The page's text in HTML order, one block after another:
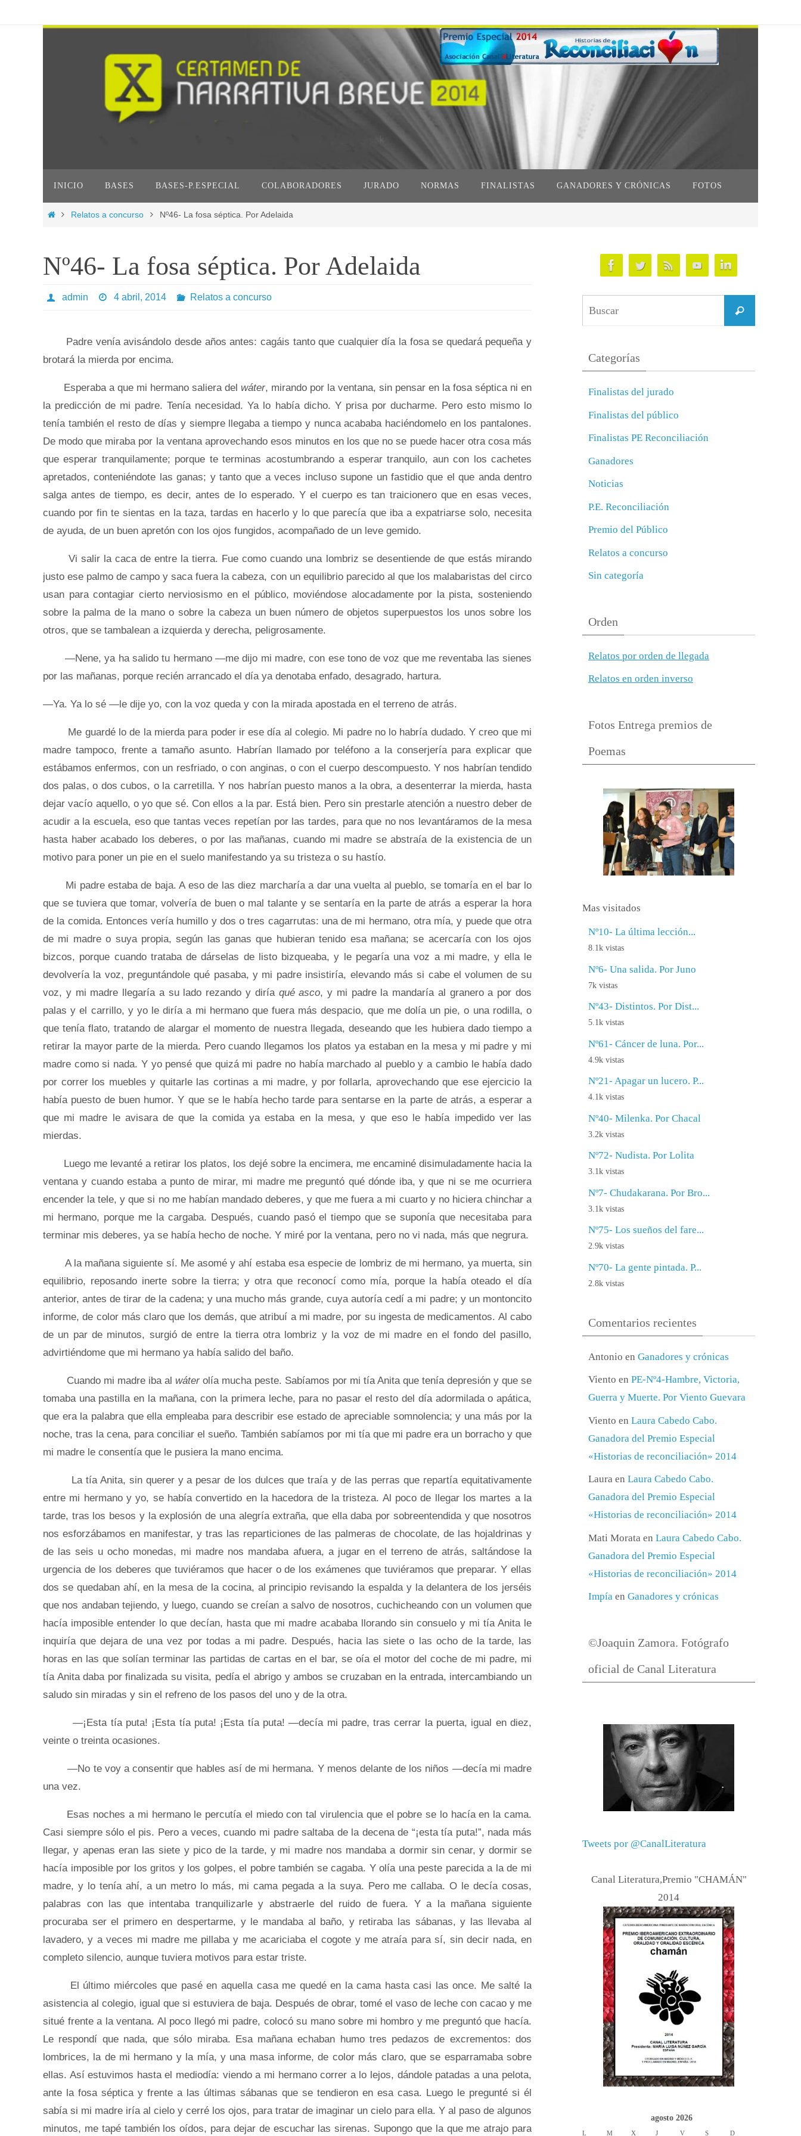
contenido
INICIO BASES BASES-P.ESPECIAL COLABORADORES JURADO NORMAS FINALISTAS GANADORES Y CRÓNICAS FOTOS
InicioRelatos a concurso Nº46- La fosa séptica. Por Adelaida
Nº46- La fosa séptica. Por Adelaida
admin 4 abril, 2014 Relatos a concurso
Padre venía avisándolo desde años antes: cagáis tanto que cualquier día la fosa se quedará pequeña y
brotará la mierda por encima.
Esperaba a que mi hermano saliera del wáter, mirando por la ventana, sin pensar en la fosa séptica ni en
la predicción de mi padre. Tenía necesidad. Ya lo había dicho. Y prisa por ducharme. Pero esto mismo lo
tenía también el resto de días y siempre llegaba a tiempo y nunca acababa haciéndomelo en los pantalones.
De modo que miraba por la ventana aprovechando esos minutos en los que no se puede hacer otra cosa más
que esperar tranquilamente; porque te terminas acostumbrando a esperar tranquilo, aun con los cachetes
apretados, conteniéndote las ganas; y tanto que a veces incluso supone un fastidio que el que anda dentro
salga antes de tiempo, es decir, antes de lo esperado. Y el cuerpo es tan traicionero que en esas veces,
cuando por fin te sientas en la taza, tardas en hacerlo y lo que parecía que iba a expatriarse solo, necesita
de ayuda, de un buen apretón con los ojos fungidos, acompañado de un leve gemido.
Vi salir la caca de entre la tierra. Fue como cuando una lombriz se desentiende de que estás mirando
justo ese palmo de campo y saca fuera la cabeza, con un equilibrio parecido al que los malabaristas del circo
usan para contagiar cierto nerviosismo en el público, moviéndose alocadamente por la pista, sosteniendo
sobre la palma de la mano o sobre la cabeza un buen número de objetos superpuestos los unos sobre los
otros, que se tambalean a izquierda y derecha, peligrosamente.
—Nene, ya ha salido tu hermano —me dijo mi madre, con ese tono de voz que me reventaba las sienes
por las mañanas, porque recién arrancado el día ya denotaba enfado, desagrado, hartura.
—Ya. Ya lo sé —le dije yo, con la voz queda y con la mirada apostada en el terreno de atrás.
Me guardé lo de la mierda para poder ir ese día al colegio. Mi padre no lo habría dudado. Y creo que mi
madre tampoco, frente a tamaño asunto. Habrían llamado por teléfono a la conserjería para explicar que
estábamos enfermos, con un resfriado, o con anginas, o con el cuerpo descompuesto. Y nos habrían tendido
dos palas, o dos cubos, o la carretilla. Y nos habrían puesto manos a la obra, a desenterrar la mierda, hasta
dejar vacío aquello, o yo que sé. Con ellos a la par. Está bien. Pero sin prestarle atención a nuestro deber de
acudir a la escuela, eso que tantas veces repetían por las tardes, para que no nos levantáramos de la mesa
hasta haber acabado los deberes, o por las mañanas, cuando mi madre se abstraía de la existencia de un
motivo para poner un pie en el suelo manifestando ya su tristeza o su hastío.
Mi padre estaba de baja. A eso de las diez marcharía a dar una vuelta al pueblo, se tomaría en el bar lo
que se tuviera que tomar, volvería de buen o mal talante y se sentaría en la parte de atrás a esperar la hora
de la comida. Entonces vería humillo y dos o tres cagarrutas: una de mi hermano, otra mía, y puede que otra
de mi madre o suya propia, según las ganas que hubieran tenido esa mañana; se acercaría con los ojos
bizcos, porque cuando trataba de dárselas de listo bizqueaba, y le pegaría una voz a mi madre, y ella le
devolvería la voz, preguntándole qué pasaba, y mi padre insistiría, elevando más si cabe el volumen de su
voz, y mi madre llegaría a su lado rezando y diría qué asco, y mi padre la mandaría al granero a por dos
palas y el carrillo, y yo le diría a mi hermano que fuera más despacio, que me dolía un pie, o una rodilla, o
que tenía flato, tratando de alargar el momento de nuestra llegada, deseando que les hubiera dado tiempo a
retirar la mayor parte de la mierda. Pero cuando llegamos los platos ya estaban en la mesa y mi padre y mi
madre como si nada. Y yo pensé que quizá mi padre no había marchado al pueblo y a cambio le había dado
por correr los muebles y quitarle las cortinas a mi madre, y por follarla, aprovechando que ese ejercicio la
había puesto de buen humor. Y que se le había hecho tarde para sentarse en la parte de atrás, a esperar a
que mi madre le avisara de que la comida ya estaba en la mesa, y que eso le había impedido ver las
mierdas.
Luego me levanté a retirar los platos, los dejé sobre la encimera, me encaminé disimuladamente hacia la
ventana y cuando estaba a punto de mirar, mi madre me preguntó qué dónde iba, y que ni se me ocurriera
encender la tele, y que si no me habían mandado deberes, y que me fuera a mi cuarto y no hiciera chinchar a
mi hermano, porque me la cargaba. Después, cuando pasó el tiempo que se suponía que necesitaba para
terminar mis deberes, ya se había hecho de noche. Y miré por la ventana, pero no vi nada, más que negrura.
A la mañana siguiente sí. Me asomé y ahí estaba esa especie de lombriz de mi hermano, ya muerta, sin
equilibrio, reposando inerte sobre la tierra; y otra que reconocí como mía, porque la había oteado el día
anterior, antes de tirar de la cadena; y una mucho más grande, cuya autoría cedí a mi padre; y un montoncito
informe, de color más claro que los demás, que atribuí a mi madre, por su ingesta de medicamentos. Al cabo
de un par de minutos, surgió de entre la tierra otra lombriz y la voz de mi madre en el fondo del pasillo,
advirtiéndome que mi hermano ya había salido del baño.
Cuando mi madre iba al wáter olía mucha peste. Sabíamos por mi tía Anita que tenía depresión y que se
tomaba una pastilla en la mañana, con la primera leche, para no pasar el resto del día adormilada o apática,
que era la palabra que ella empleaba para describir ese estado de apreciable somnolencia; y una más por la
noche, tras la cena, para conciliar el sueño. También sabíamos por mi tía que mi padre era un borracho y que
mi madre le consentía que le pusiera la mano encima.
La tía Anita, sin querer y a pesar de los dulces que traía y de las perras que repartía equitativamente
entre mi hermano y yo, se había convertido en la hacedora de la tristeza. Al poco de llegar los martes a la
tarde, tras los besos y la explosión de una alegría extraña, que ella daba por sobreentendida y que nosotros
nos esforzábamos en manifestar, y tras las reparticiones de las palmeras de chocolate, de las hojaldrinas y
de las seis u ocho monedas, mi madre nos mandaba afuera, a jugar en el terreno de atrás, saltándose la
urgencia de los deberes que tuviéramos que hacer o de los exámenes que tuviéramos que preparar. Y ellas
dos se quedaban ahí, en la mesa de la cocina, al principio revisando la espalda y la delantera de los jerséis
que nos andaban tejiendo, y luego, cuando se creían a salvo de nosotros, cuchicheando con un volumen que
hacía imposible entender lo que decían, hasta que mi madre acababa llorando sin consuelo y mi tía Anita le
inquiría que dejara de una vez por todas a mi padre. Después, hacia las siete o las ocho de la tarde, las
horas en las que solían terminar las partidas de cartas en el bar, se oía el motor del coche de mi padre, mi
tía Anita daba por finalizada su visita, pedía el abrigo y ambos se cruzaban en la entrada, intercambiando un
saludo sin miradas y sin el refreno de los pasos del uno y de la otra.
—¡Esta tía puta! ¡Esta tía puta! ¡Esta tía puta! —decía mi padre, tras cerrar la puerta, igual en diez,
veinte o treinta ocasiones.
—No te voy a consentir que hables así de mi hermana. Y menos delante de los niños —decía mi madre
una vez.
Esas noches a mi hermano le percutía el miedo con tal virulencia que el pobre se lo hacía en la cama.
Casi siempre sólo el pis. Pero a veces, cuando mi padre saltaba de la decena de “¡esta tía puta!”, nada más
llegar, y apenas eran las siete y pico de la tarde, y mi madre nos mandaba a dormir sin cenar, y dormir se
hacía imposible por los gritos y los golpes, el pobre también se cagaba. Y olía una peste parecida a la de mi
madre, y lo tenía ahí, a un metro lo más, mi cama pegada a la suya. Pero me callaba. O le decía cosas,
palabras con las que intentaba tranquilizarle y abstraerle del ruido de fuera. Y a la mañana siguiente
procuraba ser el primero en despertarme, y le mandaba al baño, y retiraba las sábanas, y las llevaba al
lavadero, y a veces mi madre me pillaba y me acariciaba el cogote y me atraía para sí, sin decir nada, en
completo silencio, aunque tuviera motivos para estar triste.
El último miércoles que pasé en aquella casa me quedé en la cama hasta casi las once. Me salté la
asistencia al colegio, igual que si estuviera de baja. Después de obrar, tomé el vaso de leche con cacao y me
situé frente a la ventana. Al poco llegó mi padre, colocó su mano sobre mi hombro y me preguntó que hacía.
Le respondí que nada, que sólo miraba. Esa mañana echaban humo tres pedazos de excrementos: dos
lombrices, la de mi hermano y la mía, y una masa informe, de color más claro, que se esparramaba sobre
ellas. Así estuvimos hasta el mediodía: viendo a mi hermano correr a lo lejos, dándole patadas a una pelota,
ante la fosa séptica y frente a las últimas sábanas que se tendieron en esa casa. Luego le pregunté si él
sabía si mi madre iría al cielo y cerré los ojos, para tratar de imaginar un cielo para ella. Y al paso de algunos
minutos, me tapé también los oídos, para dejar de escuchar las sirenas. Supongo que la que me atrajo para
Buscar
Categorías
Finalistas del jurado
Finalistas del público
Finalistas PE Reconciliación
Ganadores
Noticias
P.E. Reconciliación
Premio del Público
Relatos a concurso
Sin categoría
Orden
Relatos por orden de llegada
Relatos en orden inverso
Fotos Entrega premios de
Poemas
Mas visitados
Nº10- La última lección...
8.1k vistas
Nº6- Una salida. Por Juno
7k vistas
Nº43- Distintos. Por Dist...
5.1k vistas
Nº61- Cáncer de luna. Por...
4.9k vistas
Nº21- Apagar un lucero. P...
4.1k vistas
Nº40- Milenka. Por Chacal
3.2k vistas
Nº72- Nudista. Por Lolita
3.1k vistas
Nº7- Chudakarana. Por Bro...
3.1k vistas
Nº75- Los sueños del fare...
2.9k vistas
Nº70- La gente pintada. P...
2.8k vistas
Comentarios recientes
Antonio en Ganadores y crónicas
Viento en PE-Nº4-Hambre, Victoria,
Guerra y Muerte. Por Viento Guevara
Viento en Laura Cabedo Cabo.
Ganadora del Premio Especial
«Historias de reconciliación» 2014
Laura en Laura Cabedo Cabo.
Ganadora del Premio Especial
«Historias de reconciliación» 2014
Mati Morata en Laura Cabedo Cabo.
Ganadora del Premio Especial
«Historias de reconciliación» 2014
Impía en Ganadores y crónicas
©Joaquin Zamora. Fotógrafo
oficial de Canal Literatura
Tweets por @CanalLiteratura
Canal Literatura,Premio "CHAMÁN"
2014
agosto 2026
L M X J V S D